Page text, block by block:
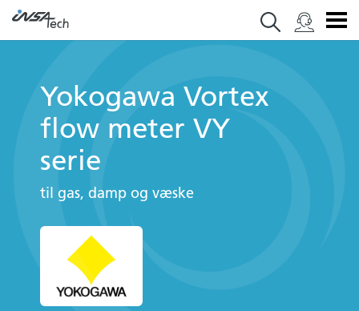
Yokogawa Vortex
flow meter VY
serie
til gas, damp og væske